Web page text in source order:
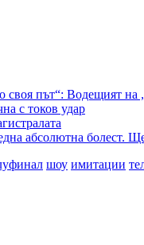
своя път“: Водещият
с токов удар
абсолютна болест.
шоу имитации